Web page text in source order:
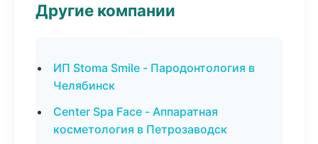
Другие компании
ИП Stoma Smile - Пародонтология в
Челябинск
Center Spa Face - Аппаратная
косметология в Петрозаводск